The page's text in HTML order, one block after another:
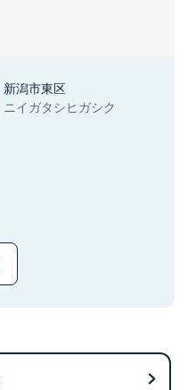
新潟市東区
ニイガタシヒガシク